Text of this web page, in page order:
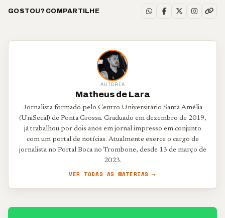
GOSTOU? COMPARTILHE
AUTORIA
Matheus de Lara
Jornalista formado pelo Centro Universitário Santa Amélia
(UniSecal) de Ponta Grossa. Graduado em dezembro de 2019,
já trabalhou por dois anos em jornal impresso em conjunto
com um portal de notícias. Atualmente exerce o cargo de
jornalista no Portal Boca no Trombone, desde 13 de março de
2023.
VER TODAS AS MATÉRIAS →